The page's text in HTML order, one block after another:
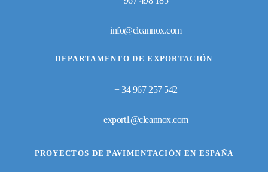
info@cleannox.com
DEPARTAMENTO DE EXPORTACIÓN
+ 34 967 257 542
export1@cleannox.com
PROYECTOS DE PAVIMENTACIÓN EN ESPAÑA